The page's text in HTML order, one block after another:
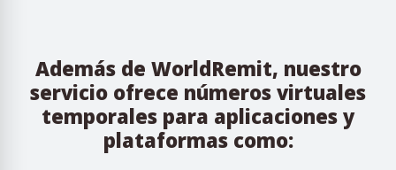
Además de WorldRemit, nuestro
servicio ofrece números virtuales
temporales para aplicaciones y
plataformas como: